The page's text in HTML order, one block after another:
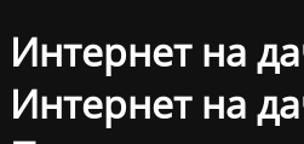
Интернет на
Интернет на